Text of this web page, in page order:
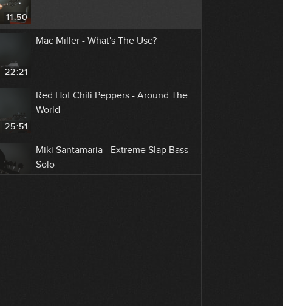
11:50
22:21
Mac Miller - What's The Use?
25:51
Red Hot Chili Peppers - Around The
World
Miki Santamaria - Extreme Slap Bass
Solo